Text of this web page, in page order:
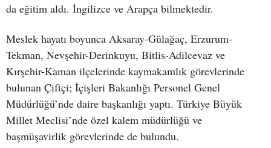
da eğitim aldı. İngilizce ve Arapça bilmektedir.
Meslek hayatı boyunca Aksaray-Gülağaç, Erzurum-
Tekman, Nevşehir-Derinkuyu, Bitlis-Adilcevaz ve
Kırşehir-Kaman ilçelerinde kaymakamlık görevlerinde
bulunan Çiftçi; İçişleri Bakanlığı Personel Genel
Müdürlüğü’nde daire başkanlığı yaptı. Türkiye Büyük
Millet Meclisi’nde özel kalem müdürlüğü ve
başmüşavirlik görevlerinde de bulundu.